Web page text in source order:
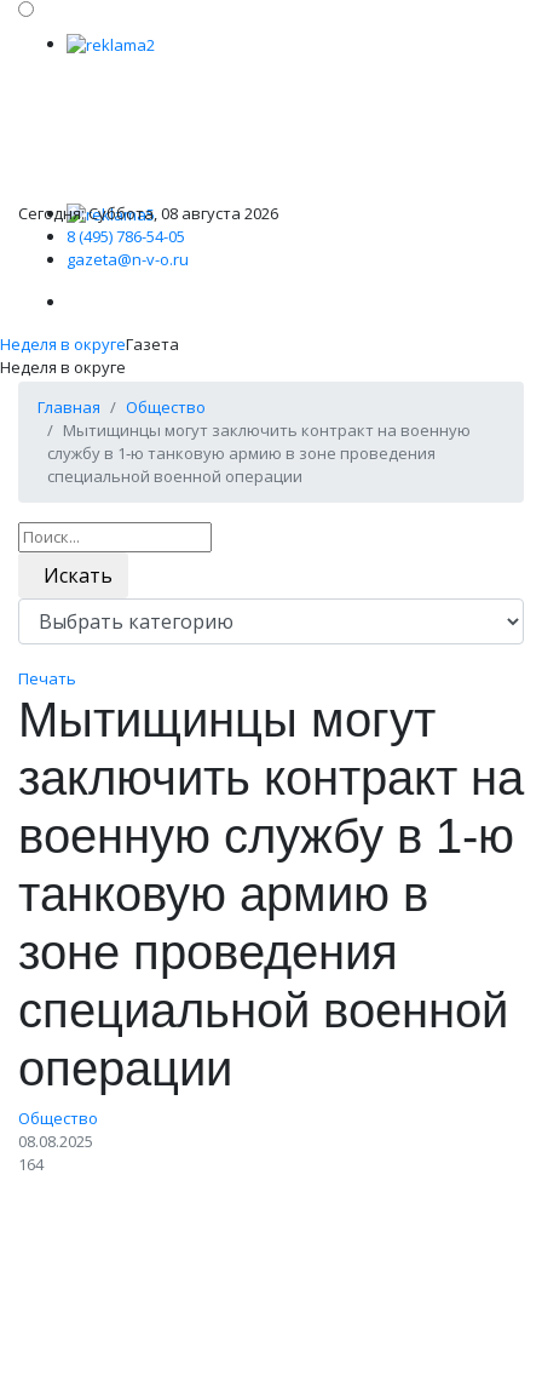
Сегодня: Суббота, 08 августа 2026
8 (495) 786-54-05
gazeta@n-v-o.ru
Неделя в округеГазета
Неделя в округе
Главная
Общество
Мытищинцы могут заключить контракт на военную
службу в 1‑ю танковую армию в зоне проведения
специальной военной операции
Искать
Печать
Мытищинцы могут
заключить контракт на
военную службу в 1‑ю
танковую армию в
зоне проведения
специальной военной
операции
Общество
08.08.2025
164